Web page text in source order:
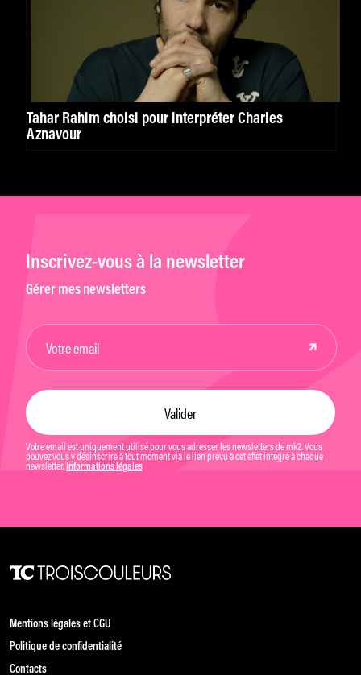
Tahar Rahim choisi pour interpréter Charles
Aznavour
Inscrivez-vous à la newsletter
Gérer mes newsletters
Votre email est uniquement utilisé pour vous adresser les newsletters de mk2. Vous
pouvez vous y désinscrire à tout moment via le lien prévu à cet effet intégré à chaque
newsletter. Informations légales
Mentions légales et CGU
Politique de confidentialité
Contacts